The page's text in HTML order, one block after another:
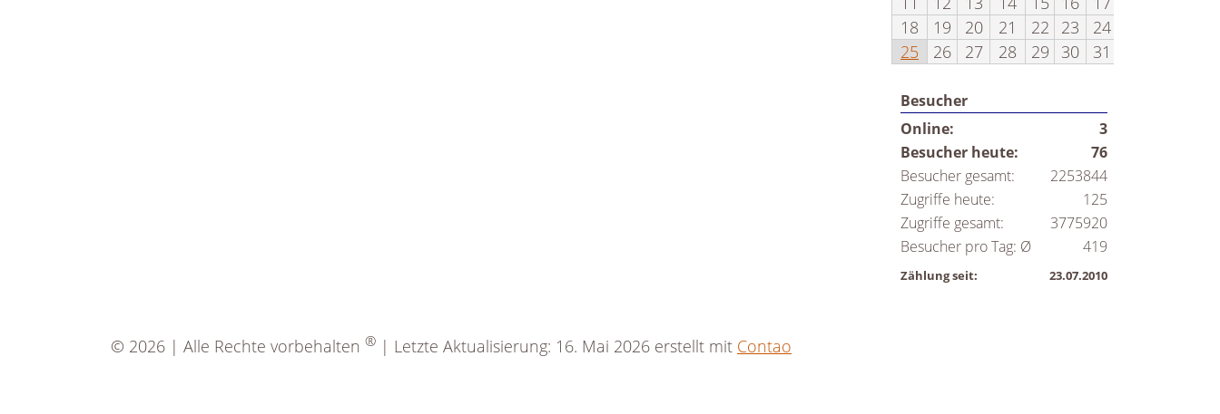
18
19 20 21 22 23
24
25
26 27 28 29 30 31
Besucher
Online:
3
Besucher heute:
76
Besucher gesamt:
2253844
Zugriffe heute:
125
Zugriffe gesamt:
3775920
Besucher pro Tag: Ø
419
Zählung seit: 23.07.2010
© 2026 | Alle Rechte vorbehalten ® | Letzte Aktualisierung: 16. Mai 2026 erstellt mit Contao